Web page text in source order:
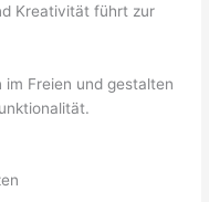
Kreativität führt zur
im Freien und gestalten